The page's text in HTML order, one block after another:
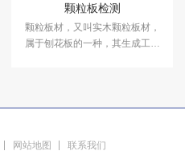
颗粒板检测
颗粒板材，又叫实木颗粒板材，
属于刨花板的一种，其生成工艺
网站地图 联系我们